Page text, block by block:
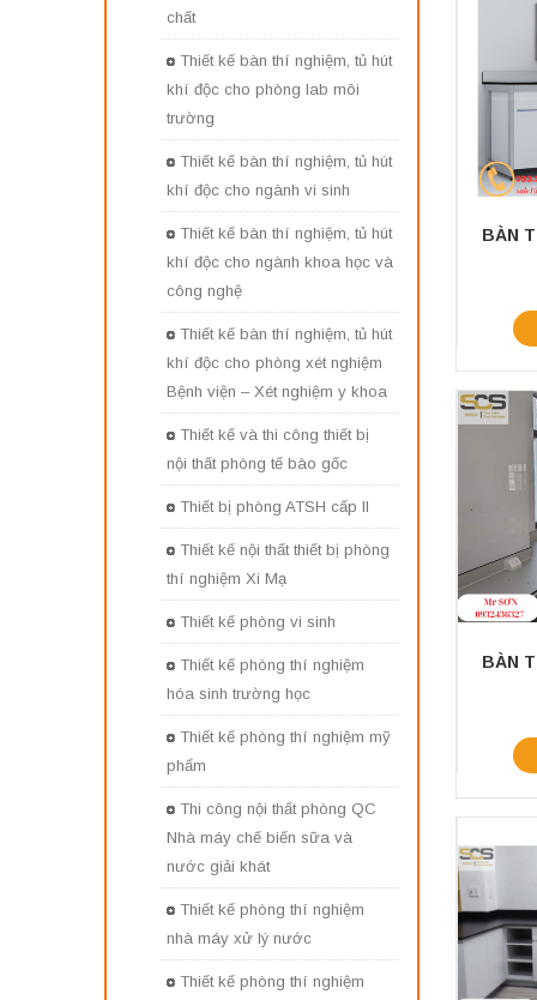
chất
Thiết kế bàn thí nghiệm, tủ hút
khí độc cho phòng lab môi
trường
Thiết kế bàn thí nghiệm, tủ hút
khí độc cho ngành vi sinh
Thiết kế bàn thí nghiệm, tủ hút
khí độc cho ngành khoa học và
công nghệ
Thiết kế bàn thí nghiệm, tủ hút
khí độc cho phòng xét nghiệm
Bệnh viện – Xét nghiệm y khoa
Thiết kế và thi công thiết bị
nội thất phòng tế bào gốc
Thiết bị phòng ATSH cấp II
Thiết kế nội thất thiết bị phòng
thí nghiệm Xi Mạ
Thiết kế phòng vi sinh
Thiết kế phòng thí nghiệm
hóa sinh trường học
Thiết kế phòng thí nghiệm mỹ
phẩm
Thi công nội thất phòng QC
Nhà máy chế biến sữa và
nước giải khát
Thiết kế phòng thí nghiệm
nhà máy xử lý nước
Thiết kế phòng thí nghiệm